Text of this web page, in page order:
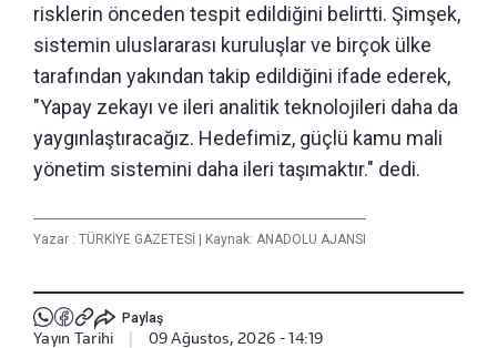
risklerin önceden tespit edildiğini belirtti. Şimşek,
sistemin uluslararası kuruluşlar ve birçok ülke
tarafından yakından takip edildiğini ifade ederek,
"Yapay zekayı ve ileri analitik teknolojileri daha da
yaygınlaştıracağız. Hedefimiz, güçlü kamu mali
yönetim sistemini daha ileri taşımaktır." dedi.
Yazar : TÜRKİYE GAZETESİ | Kaynak: ANADOLU AJANSI
Paylaş
Yayın Tarihi 09 Ağustos, 2026 - 14:19